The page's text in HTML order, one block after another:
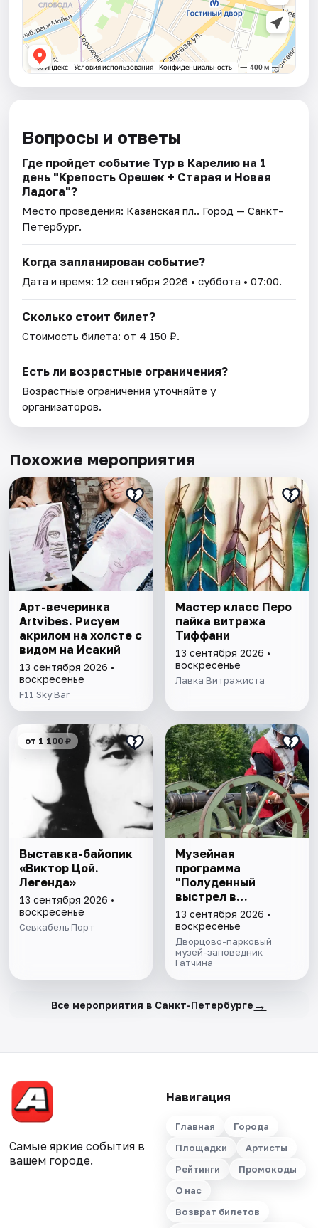
Вопросы и ответы
Где пройдет событие Тур в Карелию на 1
день "Крепость Орешек + Старая и Новая
Ладога"?
Место проведения: Казанская пл.. Город — Санкт-
Петербург.
Когда запланирован событие?
Дата и время: 12 сентября 2026 • суббота • 07:00.
Сколько стоит билет?
Стоимость билета: от 4 150 ₽.
Есть ли возрастные ограничения?
Возрастные ограничения уточняйте у
организаторов.
Похожие мероприятия
Арт-вечеринка
Artvibes. Рисуем
акрилом на холсте с
видом на Исакий
13 сентября 2026 •
воскресенье
F11 Sky Bar
Мастер класс Перо
пайка витража
Тиффани
13 сентября 2026 •
воскресенье
Лавка Витражиста
от 1 100 ₽
Выставка-байопик
«Виктор Цой.
Легенда»
13 сентября 2026 •
воскресенье
Севкабель Порт
Музейная
программа
"Полуденный
выстрел в
Приоратском
дворце"
13 сентября 2026 •
воскресенье
Дворцово-парковый
музей-заповедник
Гатчина
Все мероприятия в Санкт-Петербурге →
Самые яркие события в
вашем городе.
Навигация
Главная
Города
Площадки
Артисты
Рейтинги
Промокоды
О нас
Возврат билетов